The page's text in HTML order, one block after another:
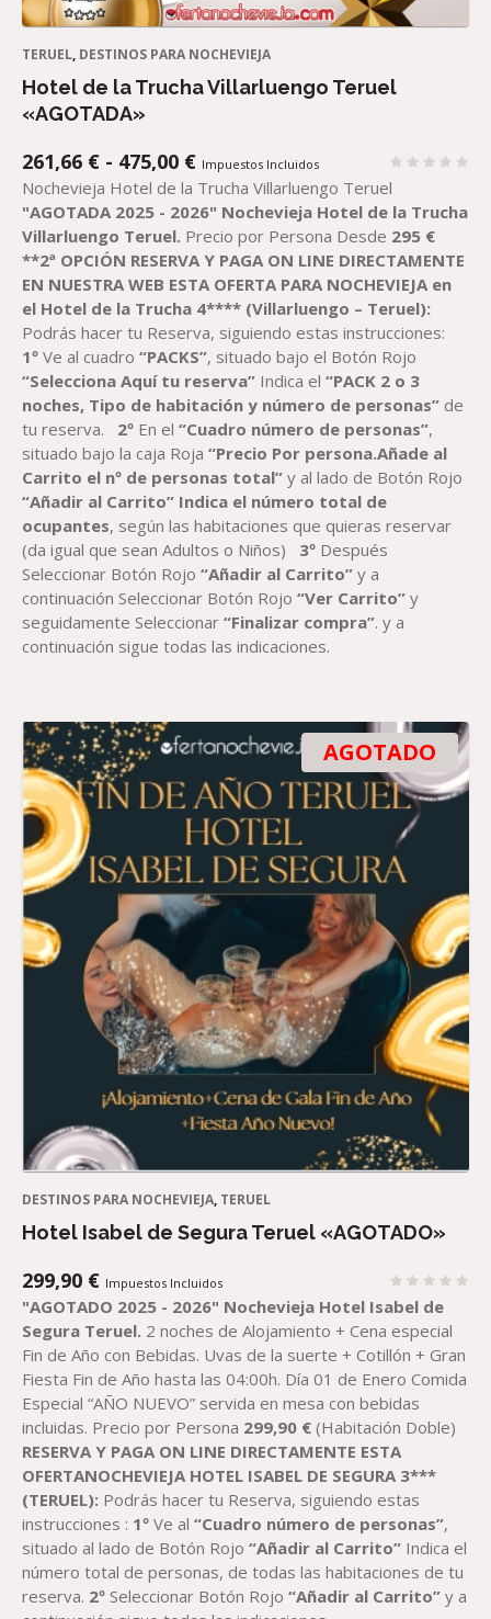
TERUEL, DESTINOS PARA NOCHEVIEJA
Hotel de la Trucha Villarluengo Teruel
«AGOTADA»
261,66 € - 475,00 €RANGO
DE
PRECIOS:
DESDE
261,66 €
HASTA
475,00 €
Impuestos Incluidos
Nochevieja Hotel de la Trucha Villarluengo Teruel
"AGOTADA 2025 - 2026" Nochevieja Hotel de la Trucha
Villarluengo Teruel. Precio por Persona Desde 295 €
**2ª OPCIÓN RESERVA Y PAGA ON LINE DIRECTAMENTE
EN NUESTRA WEB ESTA OFERTA PARA NOCHEVIEJA en
el Hotel de la Trucha 4**** (Villarluengo – Teruel):
Podrás hacer tu Reserva, siguiendo estas instrucciones:
1ºVe al cuadro“PACKS”, situado bajo el Botón Rojo
“Selecciona Aquí tu reserva” Indica el“PACK 2 o 3
noches, Tipo de habitación y número de personas” de
tu reserva.
2º En el“Cuadro número de personas”,
situado bajo la caja Roja“Precio Por persona.Añade al
Carrito el nº de personas total”y al lado de Botón Rojo
“Añadir al Carrito” Indica el número total de
ocupantes, según las habitaciones que quieras reservar
(da igual que sean Adultos o Niños)
3º Después
Seleccionar Botón Rojo“Añadir al Carrito” y a
continuación Seleccionar Botón Rojo“Ver Carrito”y
seguidamente Seleccionar“Finalizar compra”. y a
continuación sigue todas las indicaciones.
AGOTADO
DESTINOS PARA NOCHEVIEJA, TERUEL
Hotel Isabel de Segura Teruel «AGOTADO»
299,90 € Impuestos Incluidos
"AGOTADO 2025 - 2026" Nochevieja Hotel Isabel de
Segura Teruel. 2 noches de Alojamiento + Cena especial
Fin de Año con Bebidas. Uvas de la suerte + Cotillón + Gran
Fiesta Fin de Año hasta las 04:00h. Día 01 de Enero Comida
Especial “AÑO NUEVO” servida en mesa con bebidas
incluidas. Precio por Persona 299,90 € (Habitación Doble)
RESERVA Y PAGA ON LINE DIRECTAMENTE ESTA
OFERTANOCHEVIEJA HOTEL ISABEL DE SEGURA 3***
(TERUEL): Podrás hacer tu Reserva, siguiendo estas
instrucciones : 1º Ve al“Cuadro número de personas”,
situado al lado de Botón Rojo“Añadir al Carrito” Indica el
número total de personas, de todas las habitaciones de tu
reserva. 2º Seleccionar Botón Rojo“Añadir al Carrito” y a